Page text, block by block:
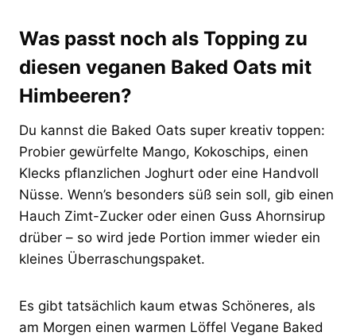
Was passt noch als Topping zu
diesen veganen Baked Oats mit
Himbeeren?
Du kannst die Baked Oats super kreativ toppen:
Probier gewürfelte Mango, Kokoschips, einen
Klecks pflanzlichen Joghurt oder eine Handvoll
Nüsse. Wenn’s besonders süß sein soll, gib einen
Hauch Zimt-Zucker oder einen Guss Ahornsirup
drüber – so wird jede Portion immer wieder ein
kleines Überraschungspaket.
Es gibt tatsächlich kaum etwas Schöneres, als
am Morgen einen warmen Löffel Vegane Baked